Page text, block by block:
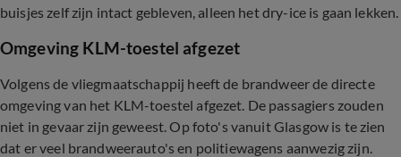
buisjes zelf zijn intact gebleven, alleen het dry-ice is gaan lekken.
Omgeving KLM-toestel afgezet
Volgens de vliegmaatschappij heeft de brandweer de directe
omgeving van het KLM-toestel afgezet. De passagiers zouden
niet in gevaar zijn geweest. Op foto's vanuit Glasgow is te zien
dat er veel brandweerauto's en politiewagens aanwezig zijn.